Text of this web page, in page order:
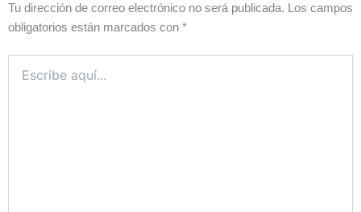
Tu dirección de correo electrónico no será publicada.
Los campos
obligatorios están marcados con *
aquí...